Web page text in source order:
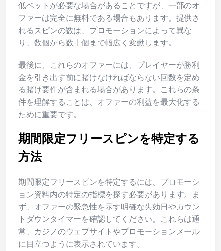
低ベットが必要な場合があることですが、一部のオ
ファーは完全に無料である場合もあります。提供さ
れるスピンの数は、プロモーションによって異な
り、数個から数十個まで幅広く変動します。
最後に、これらのオファーには、プレイヤーが勝利
金を引き出す前に賭けなければならない回数を定め
る賭け要件が含まれる場合があります。これらの条
件を理解することは、オファーの利益を最大化する
ために重要です。
期間限定フリースピンを特定する
方法
期間限定フリースピンを特定するには、プロモーシ
ョン資料内の特定の指標を探す必要があります。ま
ず、オファーの緊急性を示す明確な失効日やカウン
トダウンタイマーを確認してください。これらは通
常、カジノのウェブサイトやプロモーションメール
に目立つように表示されています。